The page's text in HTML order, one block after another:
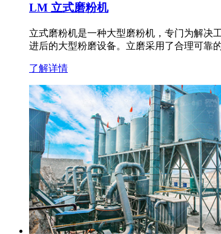
LM 立式磨粉机
立式磨粉机是一种大型磨粉机，专门为解决
进后的大型粉磨设备。立磨采用了合理可靠
了解详情